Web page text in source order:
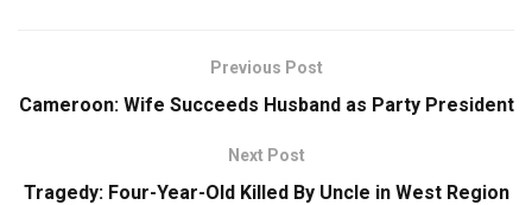
Previous Post
Cameroon: Wife Succeeds Husband as Party President
Next Post
Tragedy: Four-Year-Old Killed By Uncle in West Region